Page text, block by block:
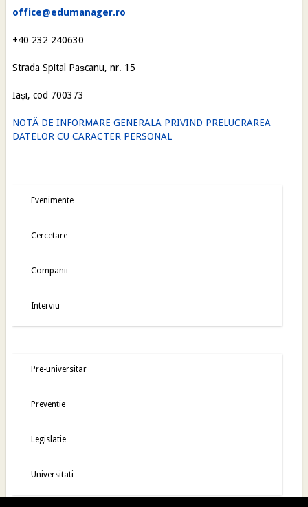
office@edumanager.ro
+40 232 240630
Strada Spital Pașcanu, nr. 15
Iași, cod 700373
NOTĂ DE INFORMARE GENERALA PRIVIND PRELUCRAREA
DATELOR CU CARACTER PERSONAL
Evenimente
Cercetare
Companii
Interviu
Pre-universitar
Preventie
Legislatie
Universitati